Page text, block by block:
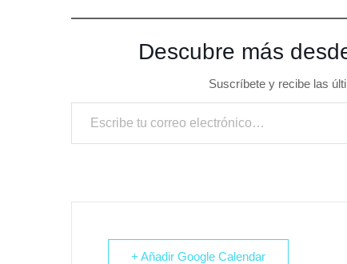
Descubre más
Suscríbete y recibe las
Escribe tu correo electrónico…
+ Añadir Google Calendar